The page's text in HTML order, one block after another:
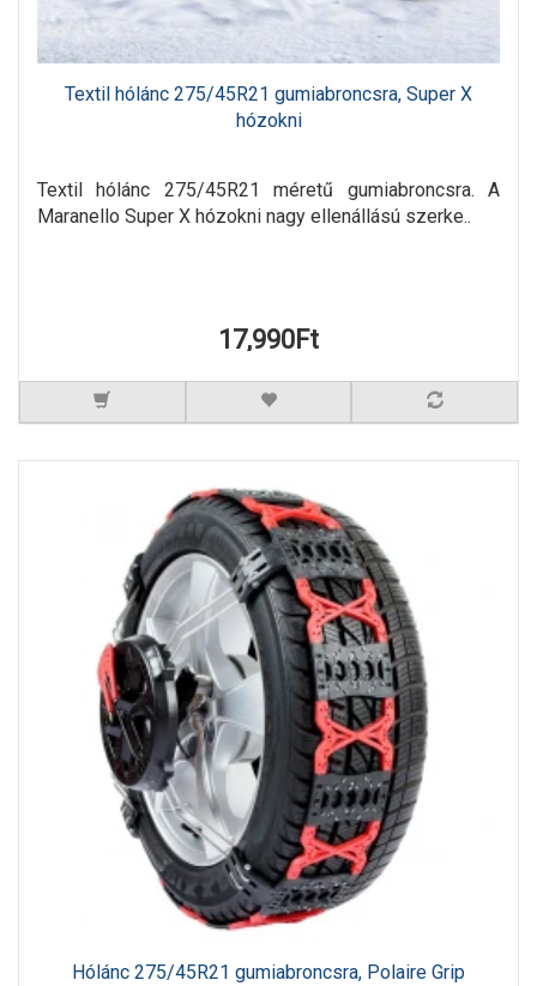
Textil hólánc 275/45R21 gumiabroncsra, Super X
hózokni
Textil hólánc 275/45R21 méretű gumiabroncsra. A
Maranello Super X hózokni nagy ellenállású szerke..
17,990Ft
Hólánc 275/45R21 gumiabroncsra, Polaire Grip